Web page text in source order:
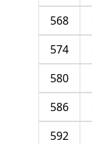
568
574
580
586
592